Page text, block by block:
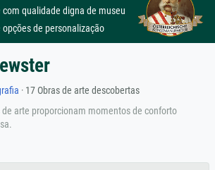
qualidade digna de museu
de personalização
· 17 Obras de arte descobertas
arte proporcionam momentos de conforto